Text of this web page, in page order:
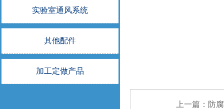
实验室通风系统
其他配件
加工定做产品
上一篇： 防